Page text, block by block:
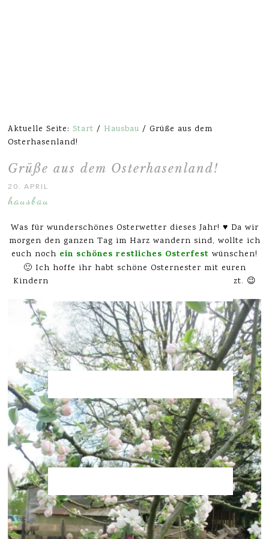
Aktuelle Seite:Start / Hausbau / Grüße aus dem
Osterhasenland!
Grüße aus dem Osterhasenland!
20. APRIL 2014
hausbau
Was für wunderschönes Osterwetter dieses Jahr! ♥ Da wir
morgen den ganzen Tag im Harz wandern sind, wollte ich
euch noch ein schönes restliches Osterfest wünschen!
🙂 Ich hoffe ihr habt schöne Osternester mit euren
Kindern gesucht und schon viele bunte Eier verputzt. 😉